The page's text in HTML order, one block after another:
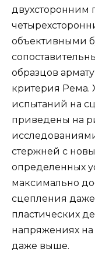
двухсторонним
объективными
образцов
критерия Рема.
испытаний на
приведены на
стержней с
определенных
максимально
сцепления
пластических
напряжениях на
даже выше.